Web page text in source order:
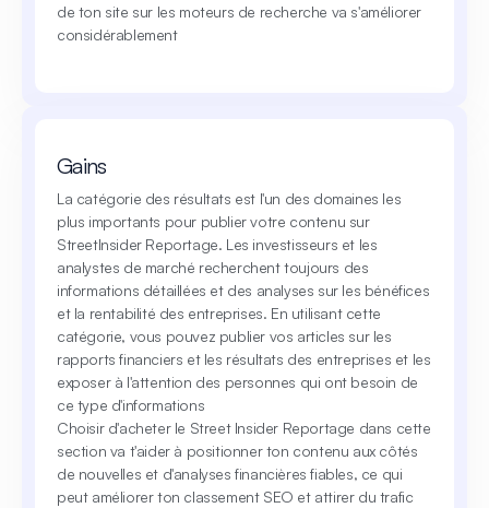
de ton site sur les moteurs de recherche va s'améliorer
considérablement
Gains
La catégorie des résultats est l'un des domaines les
plus importants pour publier votre contenu sur
StreetInsider Reportage. Les investisseurs et les
analystes de marché recherchent toujours des
informations détaillées et des analyses sur les bénéfices
et la rentabilité des entreprises. En utilisant cette
catégorie, vous pouvez publier vos articles sur les
rapports financiers et les résultats des entreprises et les
exposer à l'attention des personnes qui ont besoin de
ce type d'informations
Choisir d'acheter le Street Insider Reportage dans cette
section va t'aider à positionner ton contenu aux côtés
de nouvelles et d'analyses financières fiables, ce qui
peut améliorer ton classement SEO et attirer du trafic